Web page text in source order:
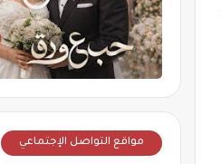
مواقع التواصل الإجتماعي